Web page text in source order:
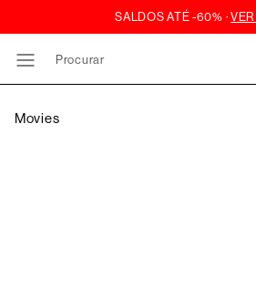
Procurar
Movies